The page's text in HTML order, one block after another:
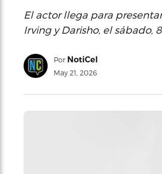
El actor llega para
Irving y Darisho, el sábado,
Por NotiCel
May 21, 2026